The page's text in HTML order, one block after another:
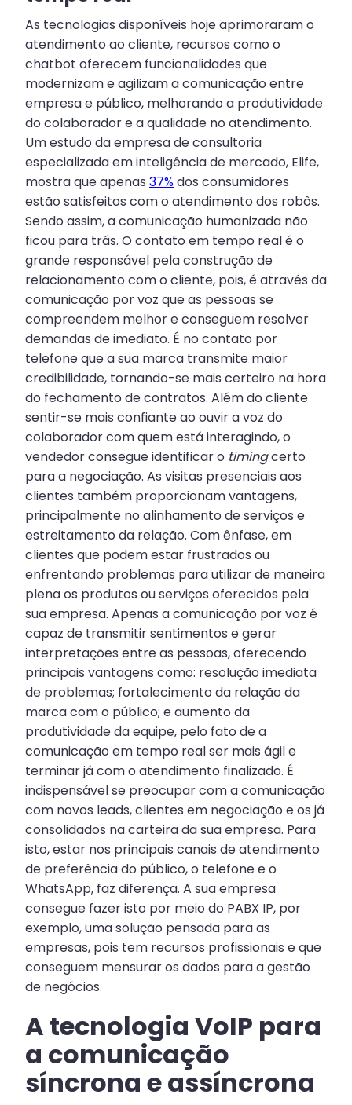
As tecnologias disponíveis hoje aprimoraram o
atendimento ao cliente, recursos como o
chatbot oferecem funcionalidades que
modernizam e agilizam a comunicação entre
empresa e público, melhorando a produtividade
do colaborador e a qualidade no atendimento.
Um estudo da empresa de consultoria
especializada em inteligência de mercado, Elife,
mostra que apenas 37%dos consumidores
estão satisfeitos com o atendimento dos robôs.
Sendo assim, a comunicação humanizada não
ficou para trás. O contato em tempo real é o
grande responsável pela construção de
relacionamento com o cliente, pois, é através da
comunicação por voz que as pessoas se
compreendem melhor e conseguem resolver
demandas de imediato. É no contato por
telefone que a sua marca transmite maior
credibilidade, tornando-se mais certeiro na hora
do fechamento de contratos. Além do cliente
sentir-se mais confiante ao ouvir a voz do
colaborador com quem está interagindo, o
vendedor consegue identificar o timingcerto
para a negociação. As visitas presenciais aos
clientes também proporcionam vantagens,
principalmente no alinhamento de serviços e
estreitamento da relação. Com ênfase, em
clientes que podem estar frustrados ou
enfrentando problemas para utilizar de maneira
plena os produtos ou serviços oferecidos pela
sua empresa. Apenas a comunicação por voz é
capaz de transmitir sentimentos e gerar
interpretações entre as pessoas, oferecendo
principais vantagens como: resolução imediata
de problemas; fortalecimento da relação da
marca com o público; e aumento da
produtividade da equipe, pelo fato de a
comunicação em tempo real ser mais ágil e
terminar já com o atendimento finalizado. É
indispensável se preocupar com a comunicação
com novos leads, clientes em negociação e os já
consolidados na carteira da sua empresa. Para
isto, estar nos principais canais de atendimento
de preferência do público, o telefone e o
WhatsApp, faz diferença. A sua empresa
consegue fazer isto por meio do PABX IP, por
exemplo, uma solução pensada para as
empresas, pois tem recursos profissionais e que
conseguem mensurar os dados para a gestão
de negócios.
A tecnologia VoIP para
a comunicação
síncrona e assíncrona